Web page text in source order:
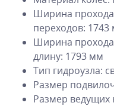
Ширина прохода
переходов: 1743
Ширина прохода
длину: 1793 мм
Тип гидроузла:
Размер
Размер ведущих